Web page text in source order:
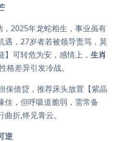
，2025年龙蛇相生，事业虽有
遇，27岁者若被领导责骂，莫
可转危为安，感情上， 生肖
格差异引发冷战。
保借贷，推荐床头放置【紫晶
佳，但呼吸道脆弱，需常备
曲折,终见青云。
逆